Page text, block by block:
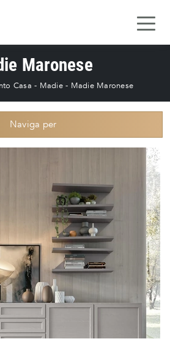
Maronese
Casa - Madie- Madie Maronese
Naviga per